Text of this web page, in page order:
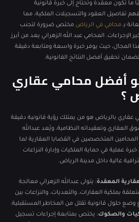
ما تكون معقدة وتحتاج إلى خبرة قانونية
تفاصيل العقود والتسجيلات الملكية، مما
بـ محامي في الرياض مختص ضرورة لتجنب
الإجراءات. المحامي عبد الله الزهراني يعد من أبرز
المجال، حيث يوفر خبرة واسعة ومتابعة دقيقة
تحقيق أفضل النتائج القانونية.
أفضل محامي عقاري
؟
عقاري بالرياض هو من يمتلك رؤية قانونية دقيقة
العقاري وتعقيداته النظامية، ويُعد عبدالله
المحامين المتخصصين في القضايا العقارية لما
عملية في حماية الملكيات وإدارة النزاعات
عالية داخل مدينة الرياض.
المعقدة: يتولى عبدالله الزهراني معالجة
بملكية العقارات، والتعديات، والنزاعات بين
وضع حلول قانونية تقلل من المخاطر المستقبلية.
والصكوك: يختص بمتابعة إجراءات تسجيل